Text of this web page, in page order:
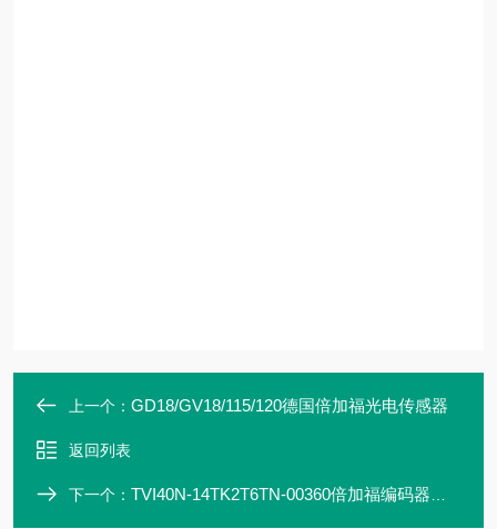
上一个： GD18/GV18/115/120德国倍加福光电传感器
返回列表
下一个： TVI40N-14TK2T6TN-00360倍加福编码器原装产品